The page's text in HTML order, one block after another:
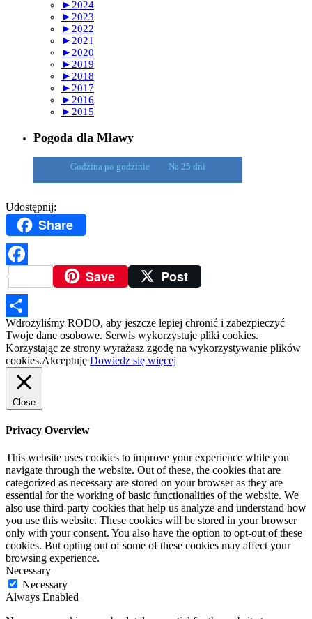
►2024
►2023
►2022
►2021
►2020
►2019
►2018
►2017
►2016
►2015
Pogoda dla Mławy
Godzina po godzinie Na 25 dni
Udostępnij:
Share
FacebookSave Post
Podziel
się
Wdrożyliśmy RODO, aby jeszcze lepiej chronić i zabezpieczyć
Twoje dane osobowe. Serwis wykorzystuje pliki cookies.
Korzystając ze strony wyrażasz zgodę na wykorzystywanie plików
cookies.Akceptuję Dowiedz się więcej
Close
Privacy Overview
This website uses cookies to improve your experience while you
navigate through the website. Out of these, the cookies that are
categorized as necessary are stored on your browser as they are
essential for the working of basic functionalities of the website. We
also use third-party cookies that help us analyze and understand how
you use this website. These cookies will be stored in your browser
only with your consent. You also have the option to opt-out of these
cookies. But opting out of some of these cookies may affect your
browsing experience.
Necessary
Necessary
Always Enabled